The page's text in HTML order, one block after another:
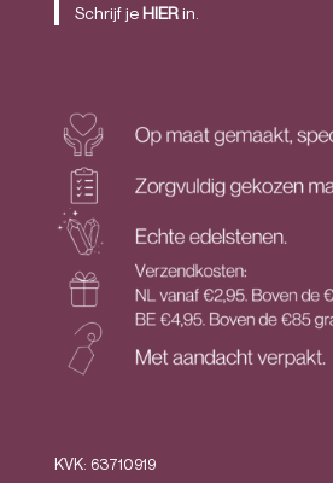
Schrijf jeHIERin.
KVK: 63710919